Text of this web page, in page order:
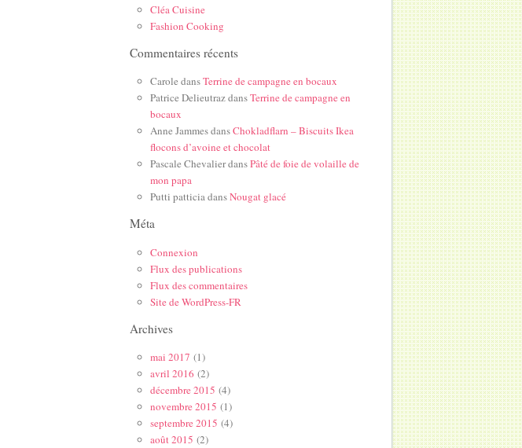
Cléa Cuisine
Fashion Cooking
Commentaires récents
Carole dansTerrine de campagne en bocaux
Patrice DelieutrazdansTerrine de campagne en
bocaux
Anne JammesdansChokladflarn – Biscuits Ikea
flocons d’avoine et chocolat
Pascale ChevalierdansPâté de foie de volaille de
mon papa
Putti patticiadansNougat glacé
Méta
Connexion
Flux des publications
Flux des commentaires
Site de WordPress-FR
Archives
mai 2017 (1)
avril 2016 (2)
décembre 2015 (4)
novembre 2015 (1)
septembre 2015 (4)
août 2015 (2)